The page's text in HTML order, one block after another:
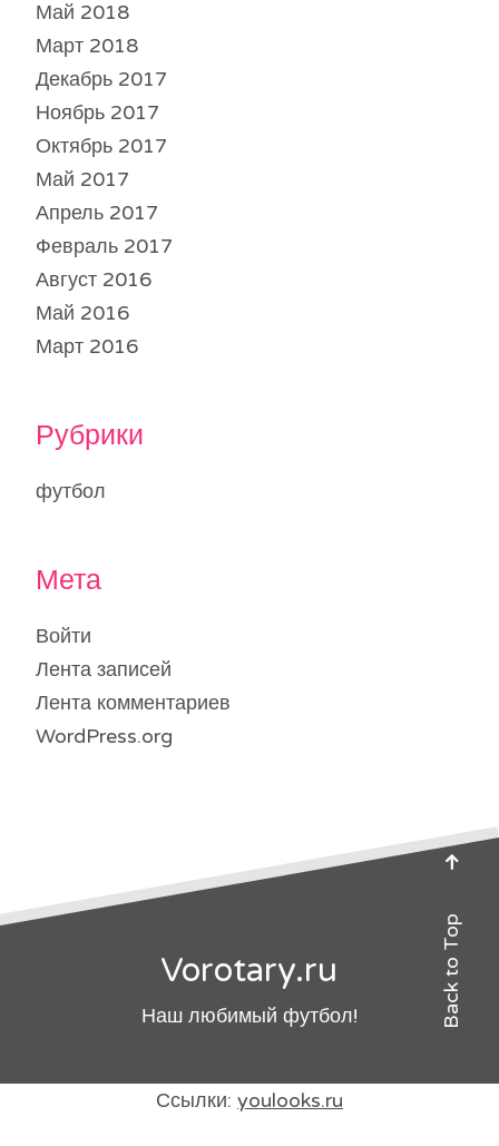
Май 2018
Март 2018
Декабрь 2017
Ноябрь 2017
Октябрь 2017
Май 2017
Апрель 2017
Февраль 2017
Август 2016
Май 2016
Март 2016
Рубрики
футбол
Мета
Войти
Лента записей
Лента комментариев
WordPress.org
Vorotary.ru
Наш любимый футбол! Back to Top
Ссылки: youlooks.ru